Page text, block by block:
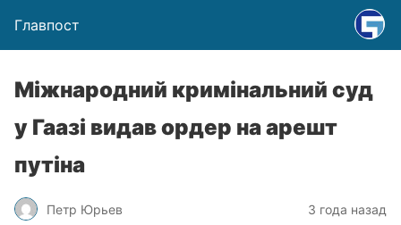
Главпост
Міжнародний кримінальний суд
у Гаазі видав ордер на арешт
путіна
Петр Юрьев 3 года назад